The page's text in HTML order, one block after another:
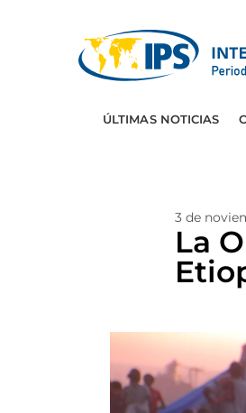
ÚLTIMAS NOTICIAS
3 de
La